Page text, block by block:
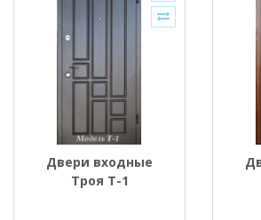
Двери входные
Троя Т-1